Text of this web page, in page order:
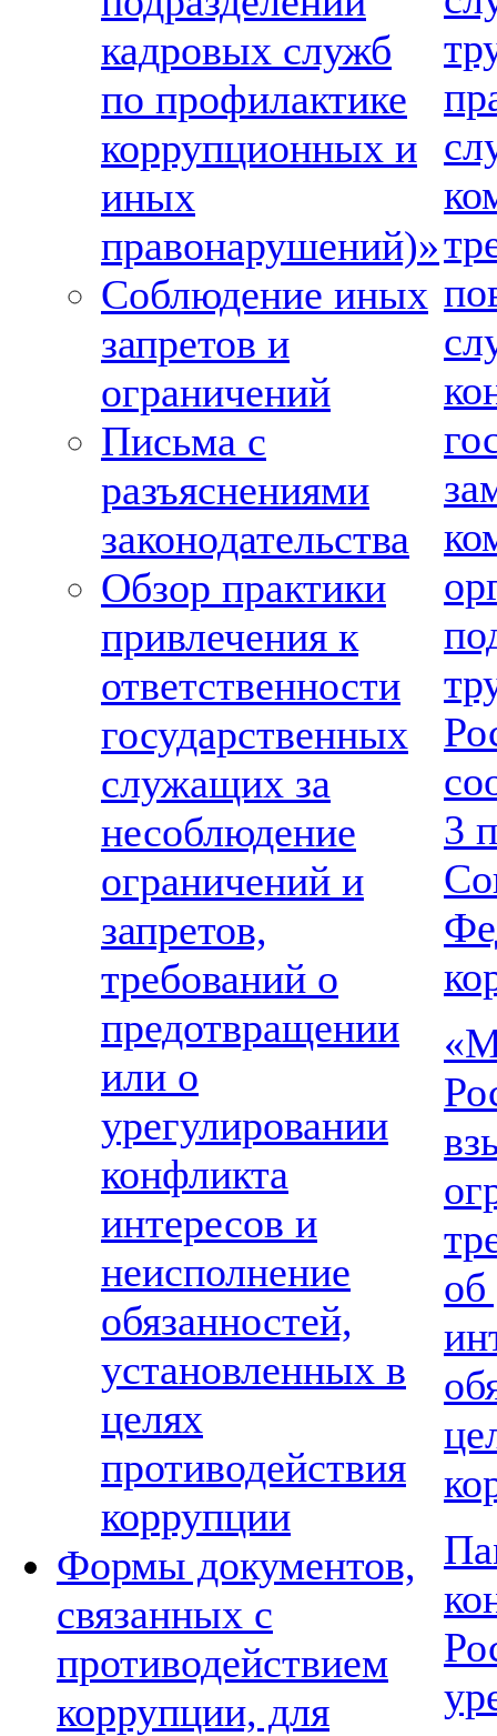
кадровых служб
по профилактике
коррупционных и
иных
правонарушений)»
Соблюдение иных
запретов и
ограничений
Письма с
разъяснениями
законодательства
Обзор практики
привлечения к
ответственности
государственных
служащих за
несоблюдение
ограничений и
запретов,
требований о
предотвращении
или о
урегулировании
конфликта
интересов и
неисполнение
обязанностей,
установленных в
целях
противодействия
коррупции
Формы документов,
связанных с
противодействием
коррупции, для
3
об